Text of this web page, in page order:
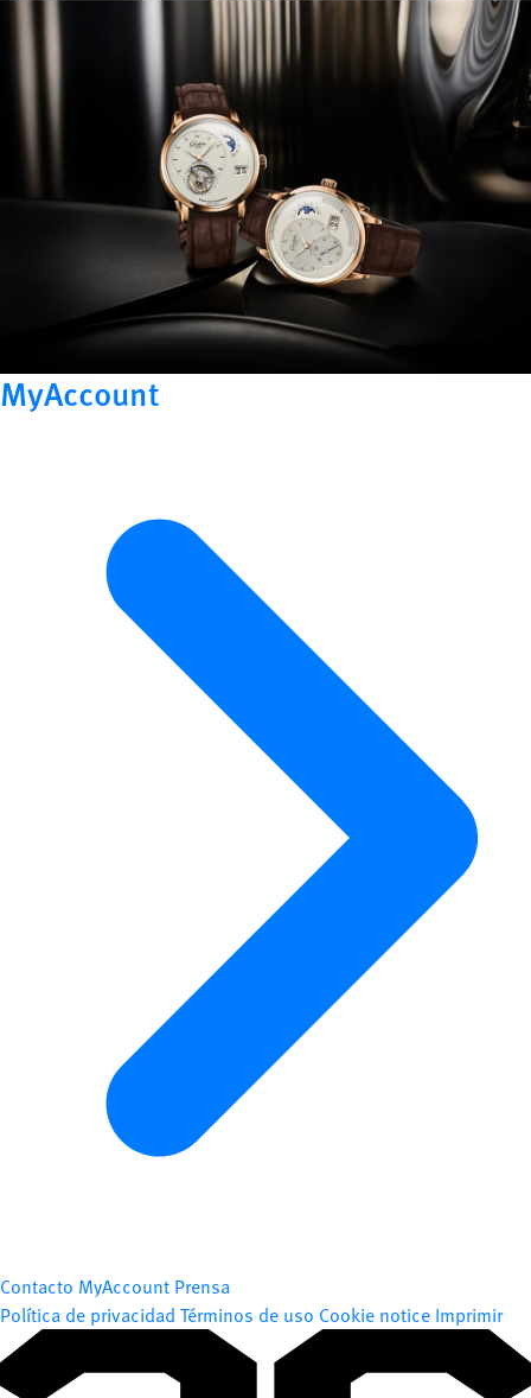
MyAccount
Contacto MyAccount Prensa
Política de privacidad Términos de uso Cookie notice Imprimir